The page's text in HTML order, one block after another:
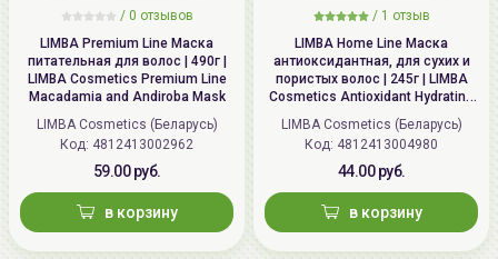
отвечают за восстановление поврежденных
волос, а жирные кислоты улучшают структуру
волос.
Маску можно использовать в качестве
протеинового ухода за волосами и как отдельную
процедуру.
pH 3.0-4.0
/ 0 отзывов
LIMBA Premium Line Маска
питательная для волос | 490г |
LIMBA Cosmetics Premium Line
Macadamia and Andiroba Mask
LIMBA Cosmetics (Беларусь)
Код: 4812413002962
59.00 руб.
в корзину
/ 1 отзыв
LIMBA Home Line Маска
антиоксидантная, для сухих и
пористых волос | 245г | LIMBA
Cosmetics Antioxidant Hydrating
Mask for dry and porous hair
LIMBA Cosmetics (Беларусь)
Код: 4812413004980
44.00 руб.
в корзину